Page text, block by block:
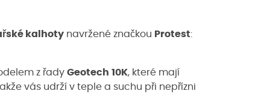
kalhoty navržené značkou Protest:
z řady Geotech 10K, které mají
vás udrží v teple a suchu při nepřízni